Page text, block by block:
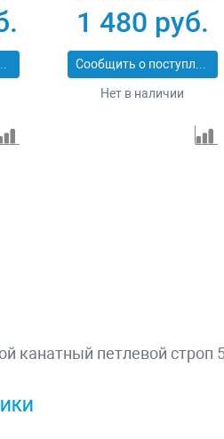
1 480 руб.
Сообщить о поступлении
Нет в наличии
канатный петлевой строп